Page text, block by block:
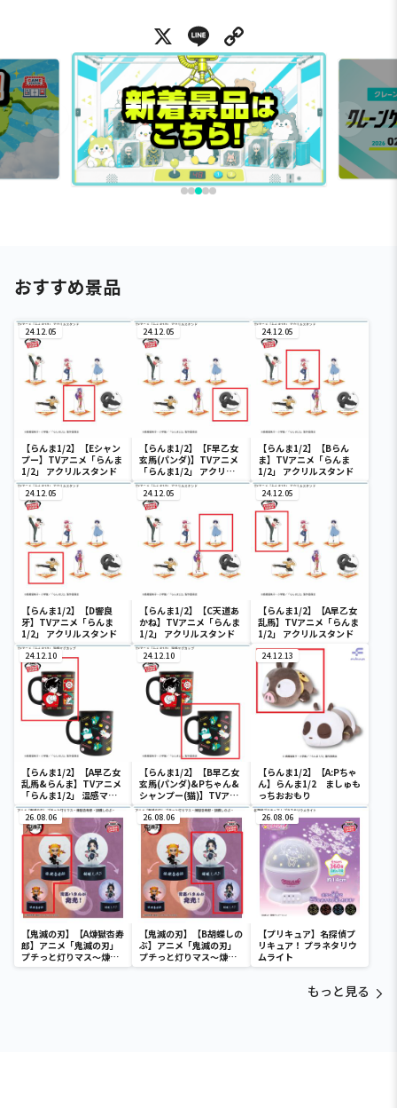
X Line
おすすめ景品
24.12.05
【らんま1/2】【Eシャン
プー】TVアニメ「らんま
1/2」 アクリルスタンド
24.12.05
【らんま1/2】【F早乙女
玄馬(パンダ)】TVアニメ
「らんま1/2」 アクリル
スタンド
24.12.05
【らんま1/2】【Bらん
ま】TVアニメ「らんま
1/2」 アクリルスタンド
24.12.05
【らんま1/2】【D響良
牙】TVアニメ「らんま
1/2」 アクリルスタンド
24.12.05
【らんま1/2】【C天道あ
かね】TVアニメ「らんま
1/2」 アクリルスタンド
24.12.05
【らんま1/2】【A早乙女
乱馬】TVアニメ「らんま
1/2」 アクリルスタンド
24.12.10
【らんま1/2】【A早乙女
乱馬&らんま】TVアニメ
「らんま1/2」 温感マグ
カップ
24.12.10
【らんま1/2】【B早乙女
玄馬(パンダ)&Pちゃん&
シャンプー(猫)】TVアニ
メ「らんま1/2」 温感マ
グカップ
24.12.13
【らんま1/2】【A:Pちゃ
ん】らんま1/2 ましゅも
っちおおもり
26.08.06
【鬼滅の刃】【A煉獄杏寿
郎】アニメ「鬼滅の刃」
プチっと灯りマス～煉獄
杏寿郎・胡蝶しのぶ～
26.08.06
【鬼滅の刃】【B胡蝶しの
ぶ】アニメ「鬼滅の刃」
プチっと灯りマス～煉獄
杏寿郎・胡蝶しのぶ～
26.08.06
【プリキュア】名探偵プ
リキュア！ プラネタリウ
ムライト
もっと見る